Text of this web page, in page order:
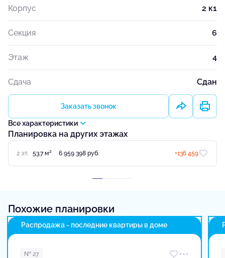
Корпус 2 к1
Секция 6
Этаж 4
Сдача Сдан
Заказать звонок
Все характеристики
Планировка на других этажах
2 эт. 53.7 м2 6 959 398 руб. +136 459
Похожие планировки
Распродажа - последние квартиры в доме
№ 27